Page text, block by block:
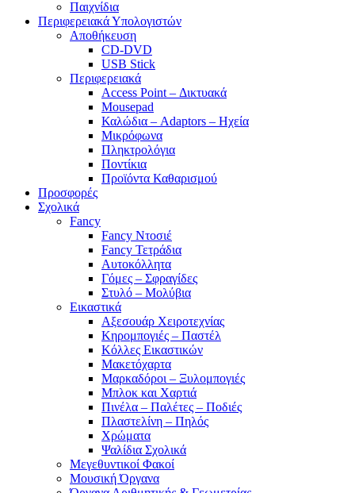
Παιχνίδια
Περιφερειακά Υπολογιστών
Αποθήκευση
CD-DVD
USB Stick
Περιφερειακά
Access Point – Δικτυακά
Mousepad
Καλώδια – Adaptors – Ηχεία
Μικρόφωνα
Πληκτρολόγια
Ποντίκια
Προϊόντα Καθαρισμού
Προσφορές
Σχολικά
Fancy
Fancy Ντοσιέ
Fancy Τετράδια
Αυτοκόλλητα
Γόμες – Σφραγίδες
Στυλό – Μολύβια
Εικαστικά
Αξεσουάρ Χειροτεχνίας
Κηρομπογιές – Παστέλ
Κόλλες Εικαστικών
Μακετόχαρτα
Μαρκαδόροι – Ξυλομπογιές
Μπλοκ και Χαρτιά
Πινέλα – Παλέτες – Ποδιές
Πλαστελίνη – Πηλός
Χρώματα
Ψαλίδια Σχολικά
Μεγεθυντικοί Φακοί
Μουσική Όργανα